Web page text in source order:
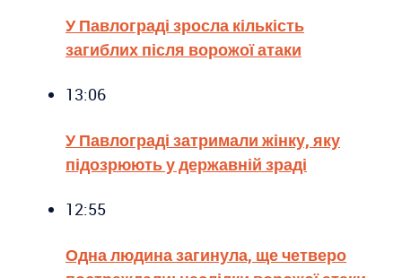
У Павлограді зросла кількість
загиблих після ворожої атаки
13:06
У Павлограді затримали жінку, яку
підозрюють у державній зраді
12:55
Одна людина загинула, ще четверо